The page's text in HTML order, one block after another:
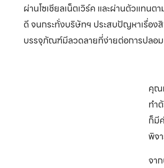
ผ่านโซเชียลเน็ตเวิร์ค และผ่านตัวแทนต
ดี จนกระทั่งบริษัทฯ ประสบปัญหาเรื่อง
บรรจุภัณฑ์มีลวดลายที่ง่ายต่อการปลอ
คุณ
ทำ
ก็มี
พิจ
จา